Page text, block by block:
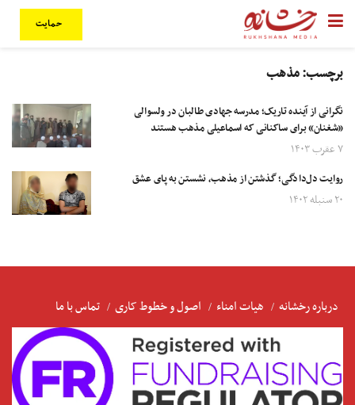
حمایت
برچسب:مذهب
نگرانی از آینده تاریک؛ مدرسه جهادی طالبان در ولسوالی
«شغنان» برای ساکنانی که اسماعیلی مذهب هستند
۷ عقرب ۱۴۰۳
روایت دل‌دادگی؛ گذشتن از مذهب، نشستن به پای عشق
۲۰ سنبله ۱۴۰۲
درباره رخشانه هیات امناء اصول و خطوط کاری تماس با ما